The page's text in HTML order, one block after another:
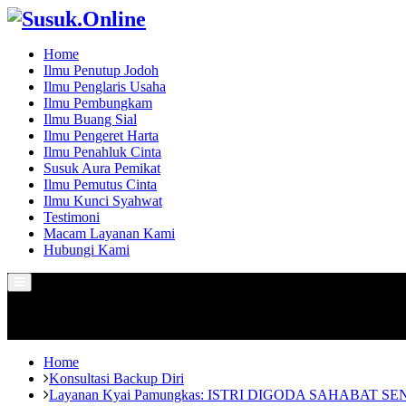
Home
Ilmu Penutup Jodoh
Ilmu Penglaris Usaha
Ilmu Pembungkam
Ilmu Buang Sial
Ilmu Pengeret Harta
Ilmu Penahluk Cinta
Susuk Aura Pemikat
Ilmu Pemutus Cinta
Ilmu Kunci Syahwat
Testimoni
Macam Layanan Kami
Hubungi Kami
Menu
Home
Konsultasi Backup Diri
Layanan Kyai Pamungkas: ISTRI DIGODA SAHABAT